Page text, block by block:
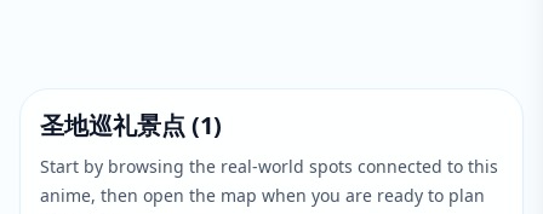
圣地巡礼景点 (1)
Start by browsing the real-world spots connected to this
anime, then open the map when you are ready to plan